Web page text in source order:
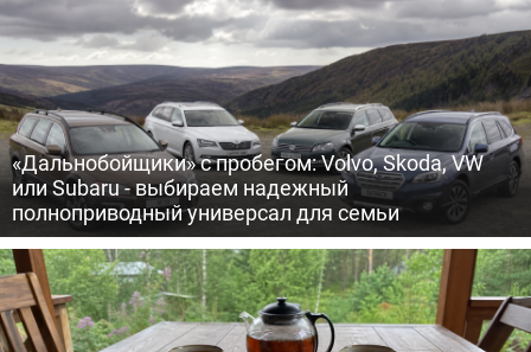
«Дальнобойщики» с пробегом: Volvo, Skoda, VW
или Subaru - выбираем надежный
полноприводный универсал для семьи